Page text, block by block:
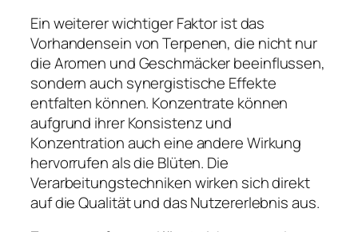
Ein weiterer wichtiger Faktor ist das
Vorhandensein von Terpenen, die nicht nur
die Aromen und Geschmäcker beeinflussen,
sondern auch synergistische Effekte
entfalten können. Konzentrate können
aufgrund ihrer Konsistenz und
Konzentration auch eine andere Wirkung
hervorrufen als die Blüten. Die
Verarbeitungstechniken wirken sich direkt
auf die Qualität und das Nutzererlebnis aus.